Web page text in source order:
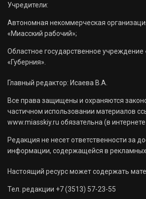
Учредители:
Автономная некоммерческая
«Миасский рабочий»;
Областное государственное учреждение
«Губерния».
Главный редактор: Исаева В.А.
Все права защищены и охраняются
частичном использовании материалов
www.miasskiy.ru обязательна (в
Редакция не несет ответственности за
информации, содержащейся в
Настоящий ресурс может содержать
Тел. редакции +7 (3513) 57-23-55